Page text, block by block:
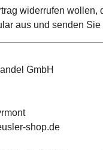
widerrufen wollen,
aus und senden Sie
GmbH
shop.de